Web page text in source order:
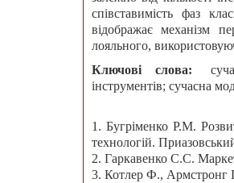
співставимість фаз
відображає механізм
лояльного,
Ключові слова:
інструментів; сучасна
1. Бугріменко Р.М.
технологій.
2. Гаркавенко С.С.
3. Котлер Ф., Армстронг